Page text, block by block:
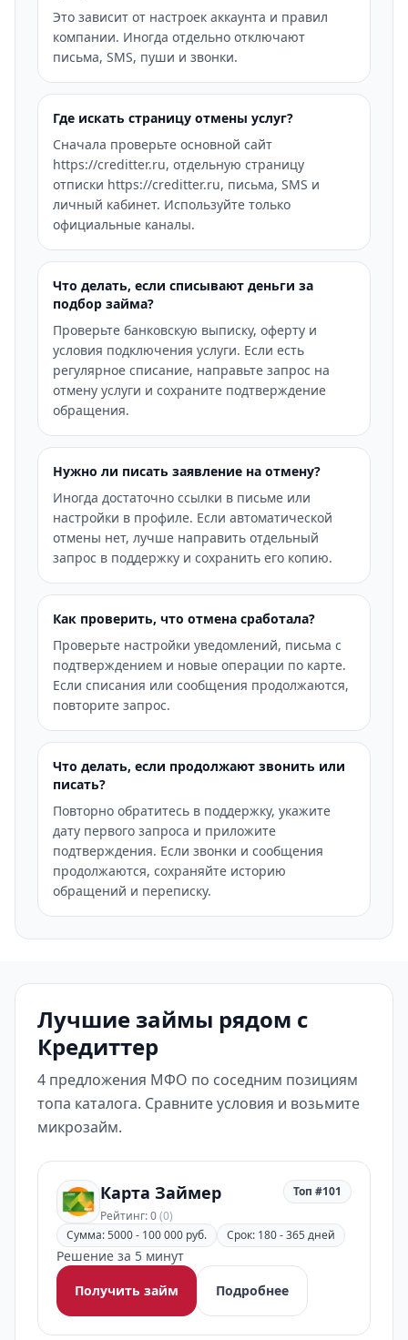
Это зависит от настроек аккаунта и правил
компании. Иногда отдельно отключают
письма, SMS, пуши и звонки.
Где искать страницу отмены услуг?
Сначала проверьте основной сайт
https://creditter.ru, отдельную страницу
отписки https://creditter.ru, письма, SMS и
личный кабинет. Используйте только
официальные каналы.
Что делать, если списывают деньги за
подбор займа?
Проверьте банковскую выписку, оферту и
условия подключения услуги. Если есть
регулярное списание, направьте запрос на
отмену услуги и сохраните подтверждение
обращения.
Нужно ли писать заявление на отмену?
Иногда достаточно ссылки в письме или
настройки в профиле. Если автоматической
отмены нет, лучше направить отдельный
запрос в поддержку и сохранить его копию.
Как проверить, что отмена сработала?
Проверьте настройки уведомлений, письма с
подтверждением и новые операции по карте.
Если списания или сообщения продолжаются,
повторите запрос.
Что делать, если продолжают звонить или
писать?
Повторно обратитесь в поддержку, укажите
дату первого запроса и приложите
подтверждения. Если звонки и сообщения
продолжаются, сохраняйте историю
обращений и переписку.
Лучшие займы рядом с
Кредиттер
4 предложения МФО по соседним позициям
топа каталога. Сравните условия и возьмите
микрозайм.
Карта Займер
Рейтинг: 0(0)
Топ #101
Сумма: 5000 - 100 000 руб. Срок: 180 - 365 дней
Решение за 5 минут
Получить займ
Подробнее